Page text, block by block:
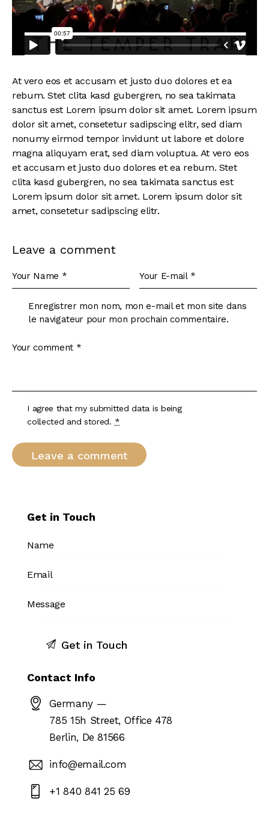
At vero eos et accusam et justo duo dolores et ea
rebum. Stet clita kasd gubergren, no sea takimata
sanctus est Lorem ipsum dolor sit amet. Lorem ipsum
dolor sit amet, consetetur sadipscing elitr, sed diam
nonumy eirmod tempor invidunt ut labore et dolore
magna aliquyam erat, sed diam voluptua. At vero eos
et accusam et justo duo dolores et ea rebum. Stet
clita kasd gubergren, no sea takimata sanctus est
Lorem ipsum dolor sit amet. Lorem ipsum dolor sit
amet, consetetur sadipscing elitr.
Leave a comment
Enregistrer mon nom, mon e-mail et mon site dans
le navigateur pour mon prochain commentaire.
I agree that my submitted data is being
collected and stored. *
Get in Touch
Contact Info
Germany —
785 15h Street, Office 478
Berlin, De 81566
info@email.com
+1 840 841 25 69